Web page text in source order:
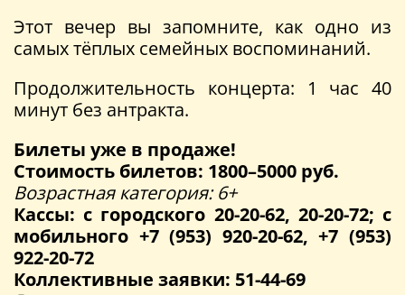
Этот вечер вы запомните, как одно из
самых тёплых семейных воспоминаний.
Продолжительность концерта: 1 час 40
минут без антракта.
Билеты уже в продаже!
Стоимость билетов: 1800–5000 руб.
Возрастная категория: 6+
Кассы: с городского 20-20-62, 20-20-72; с
мобильного +7 (953) 920-20-62, +7 (953)
922-20-72
Коллективные заявки: 51-44-69